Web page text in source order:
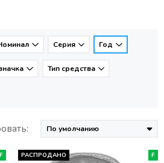
Серия Год
Тип средства
РАСПРОДАНО F